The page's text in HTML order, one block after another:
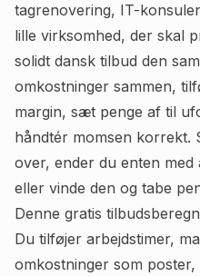
tagrenovering, IT-
lille virksomhed, der skal
solidt dansk tilbud den
omkostninger sammen,
margin, sæt penge af til
håndtér momsen korrekt.
over, ender du enten
eller vinde den og tabe
Denne gratis
Du tilføjer arbejdstimer,
omkostninger som